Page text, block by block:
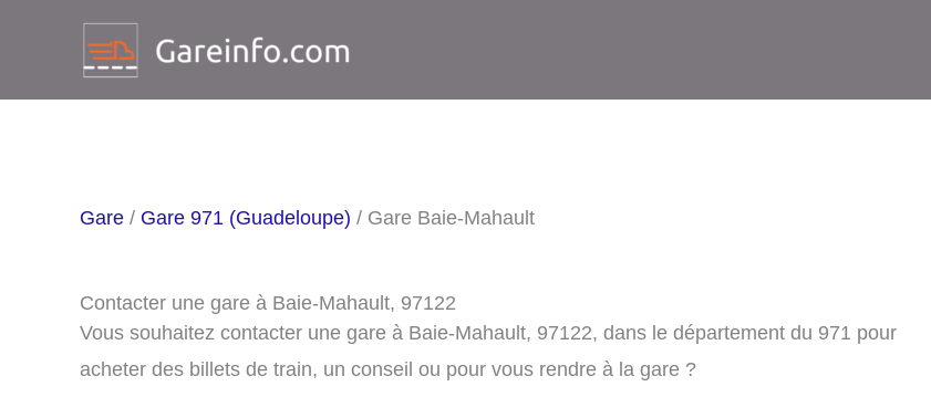
Gare / Gare 971 (Guadeloupe) / Gare Baie-Mahault
Contacter une gare à Baie-Mahault, 97122
Vous souhaitez contacter une gare à Baie-Mahault, 97122, dans le département du 971 pour
acheter des billets de train, un conseil ou pour vous rendre à la gare ?